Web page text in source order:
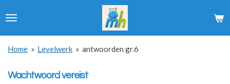
direct
hoofdinhoud
Home » Levelwerk » antwoorden gr.6
Wachtwoord vereist